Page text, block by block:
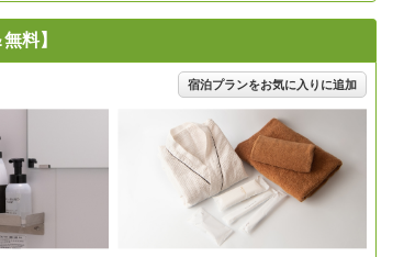
料】
宿泊プランをお気に入りに追加